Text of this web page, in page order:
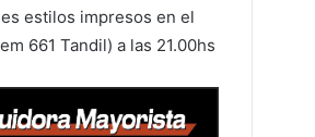
estilos impresos en el
661 Tandil) a las 21.00hs